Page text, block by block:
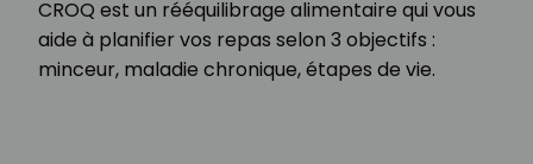
CROQ est un rééquilibrage alimentaire qui vous
aide à planifier vos repas selon 3 objectifs :
minceur, maladie chronique, étapes de vie.